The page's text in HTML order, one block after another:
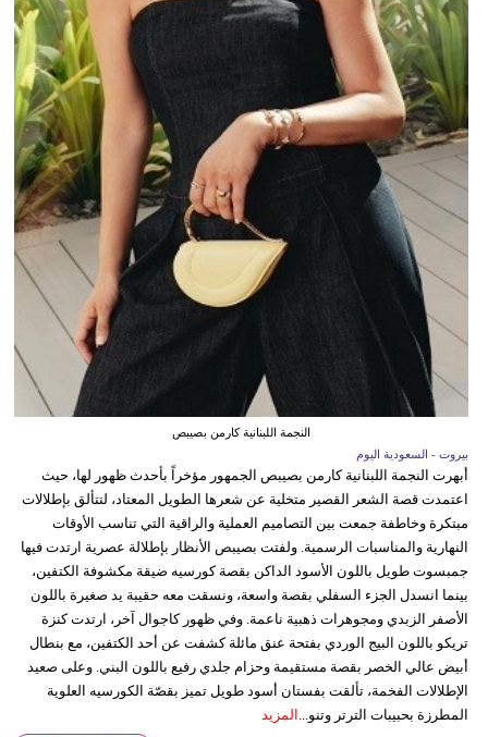
النجمة اللبنانية كارمن بصيبص
بيروت - السعودية اليوم
أبهرت النجمة اللبنانية كارمن بصيبص الجمهور مؤخراً بأحدث ظهور لها، حيث
اعتمدت قصة الشعر القصير متخلية عن شعرها الطويل المعتاد، لتتألق بإطلالات
مبتكرة وخاطفة جمعت بين التصاميم العملية والراقية التي تناسب الأوقات
النهارية والمناسبات الرسمية. ولفتت بصيبص الأنظار بإطلالة عصرية ارتدت فيها
جمبسوت طويل باللون الأسود الداكن بقصة كورسيه ضيقة مكشوفة الكتفين،
بينما انسدل الجزء السفلي بقصة واسعة، ونسقت معه حقيبة يد صغيرة باللون
الأصفر الزبدي ومجوهرات ذهبية ناعمة. وفي ظهور كاجوال آخر، ارتدت كنزة
تريكو باللون البيج الوردي بفتحة عنق مائلة كشفت عن أحد الكتفين، مع بنطال
أبيض عالي الخصر بقصة مستقيمة وحزام جلدي رفيع باللون البني. وعلى صعيد
الإطلالات الفخمة، تألقت بفستان أسود طويل تميز بقصّة الكورسيه العلوية
المطرزة بحبيبات الترتر وتنو...
المزيد